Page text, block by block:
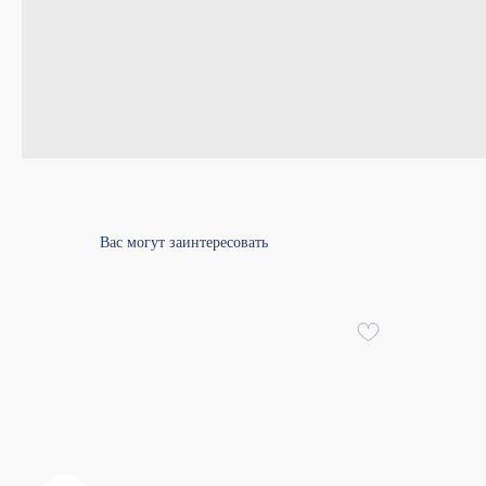
Вас могут заинтересовать